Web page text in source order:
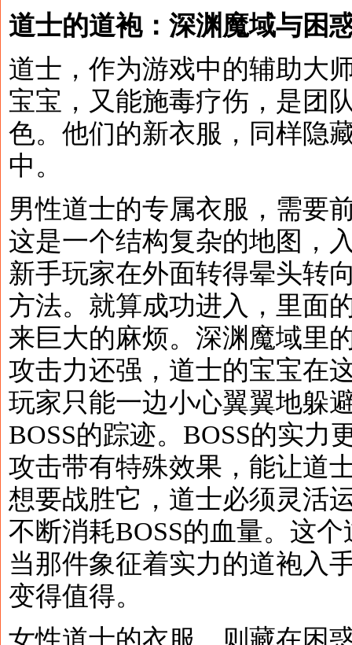
道士的道袍：深渊魔域与困
道士，作为游戏中的辅助大
宝宝，又能施毒疗伤，是团
色。他们的新衣服，同样隐
中。
男性道士的专属衣服，需要
这是一个结构复杂的地图，
新手玩家在外面转得晕头转
方法。就算成功进入，里面
来巨大的麻烦。深渊魔域里
攻击力还强，道士的宝宝在
玩家只能一边小心翼翼地躲
BOSS的踪迹。BOSS的实力
攻击带有特殊效果，能让道
想要战胜它，道士必须灵活
不断消耗BOSS的血量。这
当那件象征着实力的道袍入
变得值得。
女性道士的衣服，则藏在困